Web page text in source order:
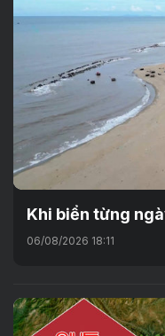
Khi biển từng
06/08/2026 18:11